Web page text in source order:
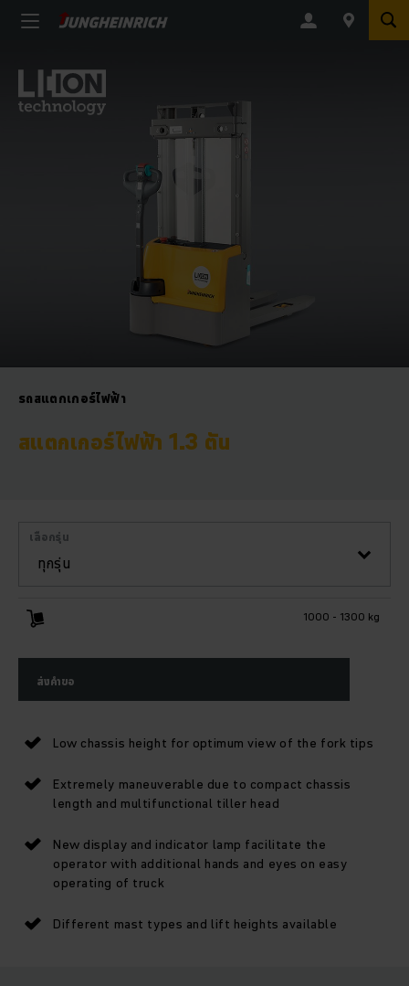
รถสแตกเกอร์ไฟฟ้า
สแตกเกอร์ไฟฟ้า 1.3 ตัน
ทุกรุ่น
เลือกรุ่น
1000 - 1300 kg
ส่งคำขอ
Low chassis height for optimum view of the fork tips
Extremely maneuverable due to compact chassis
length and multifunctional tiller head
New display and indicator lamp facilitate the
operator with additional hands and eyes on easy
operating of truck
Different mast types and lift heights available